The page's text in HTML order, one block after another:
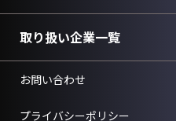
取り扱い企業一覧
お問い合わせ
プライバシーポリシー